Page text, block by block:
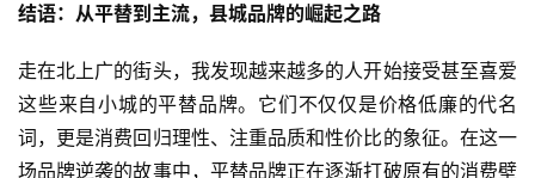
结语：从平替到主流，县城品牌的崛起之路
走在北上广的街头，我发现越来越多的人开始接受甚至喜爱
这些来自小城的平替品牌。它们不仅仅是价格低廉的代名
词，更是消费回归理性、注重品质和性价比的象征。在这一
场品牌逆袭的故事中，平替品牌正在逐渐打破原有的消费壁